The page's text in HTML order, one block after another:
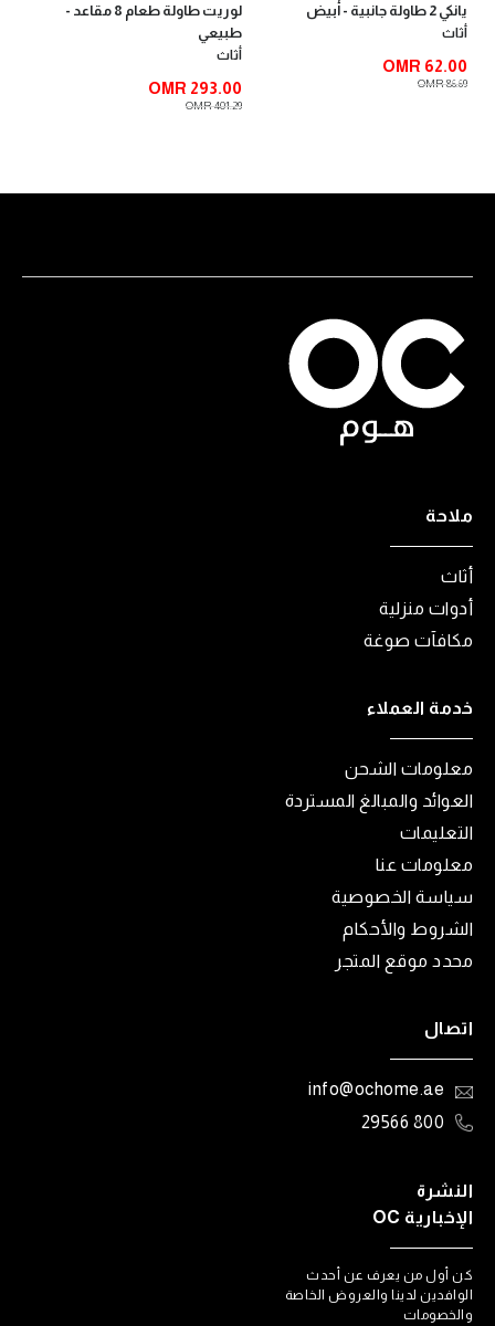
يانكي 2 طاولة جانبية - أبيض
أثاث
OMR 62.00
OMR 86.69
لوريت طاولة طعام 8 مقاعد -
طبيعي
أثاث
OMR 293.00
OMR 401.29
ملاحة
أثاث
أدوات منزلية
مكافآت صوغة
خدمة العملاء
معلومات الشحن
العوائد والمبالغ المستردة
التعليمات
معلومات عنا
سياسة الخصوصية
الشروط والأحكام
محدد موقع المتجر
اتصال
info@ochome.ae
800 29566
النشرة
الإخبارية OC
كن أول من يعرف عن أحدث
الوافدين لدينا والعروض الخاصة
والخصومات